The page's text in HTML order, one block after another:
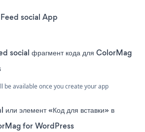
social App
social фрагмент кода для ColorMag
be available once you create your app
или элемент «Код для вставки» в
for WordPress